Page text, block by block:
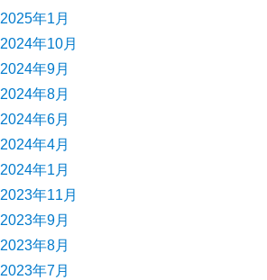
2025年1月
2024年10月
2024年9月
2024年8月
2024年6月
2024年4月
2024年1月
2023年11月
2023年9月
2023年8月
2023年7月